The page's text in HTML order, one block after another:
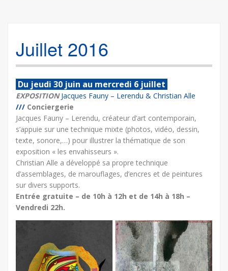
Juillet 2016
Du jeudi 30 juin au mercredi 6 juillet
EXPOSITION Jacques Fauny – Lerendu & Christian Alle
/// Conciergerie
Jacques Fauny – Lerendu, créateur d’art contemporain,
s’appuie sur une technique mixte (photos, vidéo, dessin,
texte, sonore,…) pour illustrer la thématique de son
exposition « les envahisseurs ».
Christian Alle a développé sa propre technique
d’assemblages, de marouflages, d’encres et de peintures
sur divers supports.
Entrée gratuite – de 10h à 12h et de 14h à 18h –
Vendredi 22h.